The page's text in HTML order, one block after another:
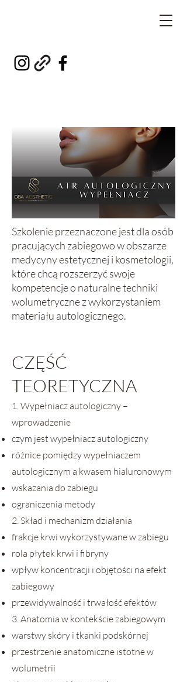
Szkolenie przeznaczone jest dla osób
pracujących zabiegowo w obszarze
medycyny estetycznej i kosmetologii,
które chcą rozszerzyć swoje
kompetencje o naturalne techniki
wolumetryczne z wykorzystaniem
materiału autologicznego.
CZĘŚĆ
TEORETYCZNA
1. Wypełniacz autologiczny –
wprowadzenie
czym jest wypełniacz autologiczny
różnice pomiędzy wypełniaczem
autologicznym a kwasem hialuronowym
wskazania do zabiegu
ograniczenia metody
2. Skład i mechanizm działania
frakcje krwi wykorzystywane w zabiegu
rola płytek krwi i fibryny
wpływ koncentracji i objętości na efekt
zabiegowy
przewidywalność i trwałość efektów
3. Anatomia w kontekście zabiegowym
warstwy skóry i tkanki podskórnej
przestrzenie anatomiczne istotne w
wolumetrii